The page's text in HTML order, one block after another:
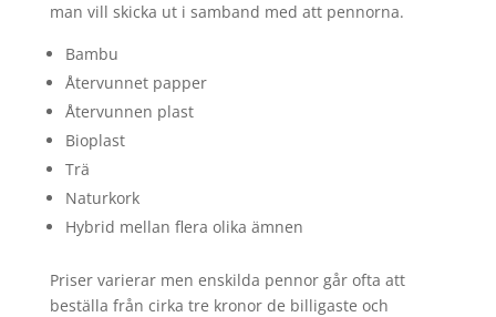
man vill skicka ut i samband med att pennorna.
Bambu
Återvunnet papper
Återvunnen plast
Bioplast
Trä
Naturkork
Hybrid mellan flera olika ämnen
Priser varierar men enskilda pennor går ofta att
beställa från cirka tre kronor de billigaste och